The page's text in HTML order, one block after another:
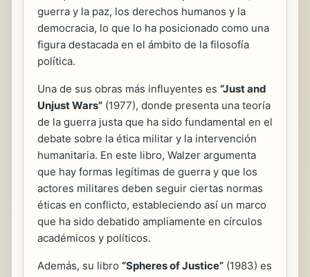
guerra y la paz, los derechos humanos y la
democracia, lo que lo ha posicionado como una
figura destacada en el ámbito de la filosofía
política.
Una de sus obras más influyentes es “Just and
Unjust Wars” (1977), donde presenta una teoría
de la guerra justa que ha sido fundamental en el
debate sobre la ética militar y la intervención
humanitaria. En este libro, Walzer argumenta
que hay formas legítimas de guerra y que los
actores militares deben seguir ciertas normas
éticas en conflicto, estableciendo así un marco
que ha sido debatido ampliamente en círculos
académicos y políticos.
Además, su libro “Spheres of Justice” (1983) es